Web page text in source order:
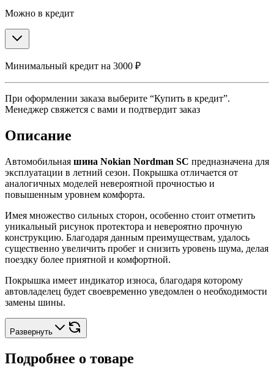
Можно в кредит
Минимальный кредит на 3000 ₽
При оформлении заказа выберите “Купить в кредит”.
Менеджер свяжется с вами и подтвердит заказ
Описание
Автомобильная шина Nokian Nordman SC предназначена для
эксплуатации в летний сезон. Покрышка отличается от
аналогичных моделей невероятной прочностью и
повышенным уровнем комфорта.
Имея множество сильных сторон, особенно стоит отметить
уникальный рисунок протектора и невероятно прочную
конструкцию. Благодаря данным преимуществам, удалось
существенно увеличить пробег и снизить уровень шума, делая
поездку более приятной и комфортной.
Покрышка имеет индикатор износа, благодаря которому
автовладелец будет своевременно уведомлен о необходимости
замены шины.
Развернуть
Подробнее о товаре